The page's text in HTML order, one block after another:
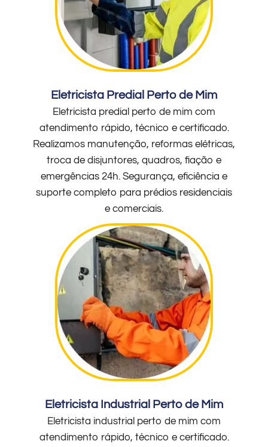
Eletricista Predial Perto de Mim
Eletricista predial perto de mim com
atendimento rápido, técnico e certificado.
Realizamos manutenção, reformas elétricas,
troca de disjuntores, quadros, fiação e
emergências 24h. Segurança, eficiência e
suporte completo para prédios residenciais
e comerciais.
Eletricista Industrial Perto de Mim
Eletricista industrial perto de mim com
atendimento rápido, técnico e certificado.